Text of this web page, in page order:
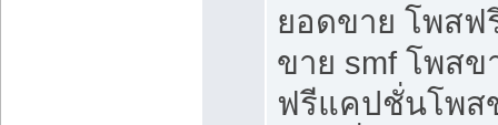
ยอดขาย โพสฟ
ขาย smf โพส
ฟรีแคปชั่นโพส